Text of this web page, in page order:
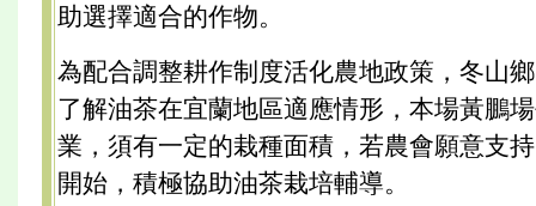
助選擇適合的作物。
為配合調整耕作制度活化農地政策，冬山
了解油茶在宜蘭地區適應情形，本場黃鵬
業，須有一定的栽種面積，若農會願意支
開始，積極協助油茶栽培輔導。